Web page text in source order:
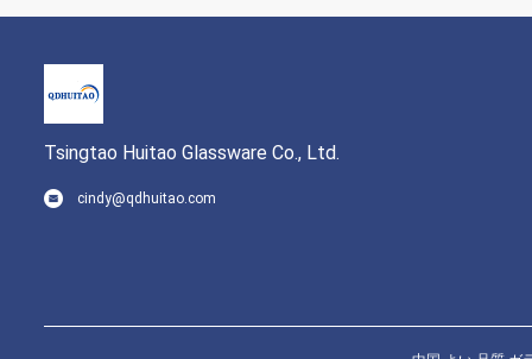
Tsingtao Huitao Glassware Co., Ltd.
cindy@qdhuitao.com